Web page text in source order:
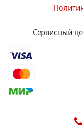
Сервисный